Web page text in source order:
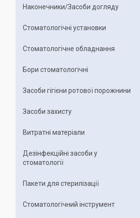
Наконечники/Засоби догляду
Стоматологічні установки
Стоматологічне обладнання
Бори стоматологічні
Засоби гігієни ротової порожнини
Засоби захисту
Витратні матеріали
Дезінфекційні засоби у
стоматології
Пакети для стерилізації
Стоматологічний інструмент